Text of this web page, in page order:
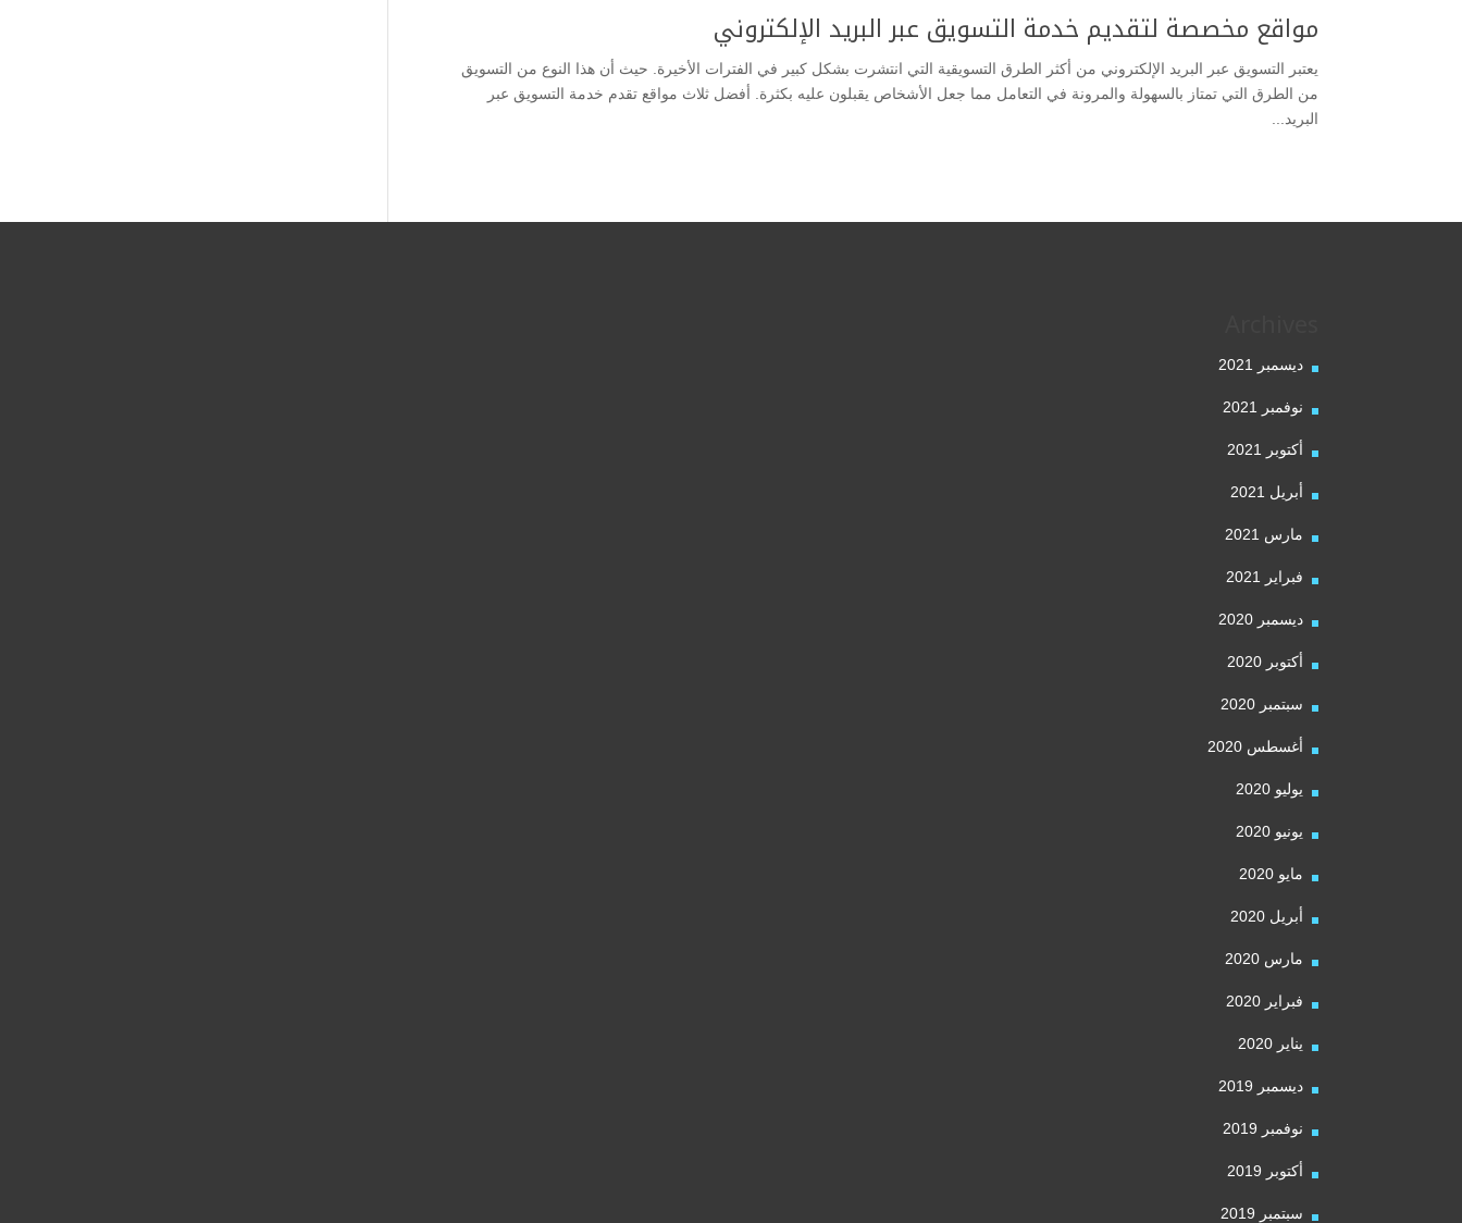
مواقع مخصصة لتقديم خدمة التسويق عبر البريد الإلكتروني
يعتبر التسويق عبر البريد الإلكتروني من أكثر الطرق التسويقية التي انتشرت بشكل كبير في الفترات الأخيرة. حيث أن هذا النوع من التسويق
من الطرق التي تمتاز بالسهولة والمرونة في التعامل مما جعل الأشخاص يقبلون عليه بكثرة. أفضل ثلاث مواقع تقدم خدمة التسويق عبر
البريد...
ديسمبر 2021
نوفمبر 2021
أكتوبر 2021
أبريل 2021
مارس 2021
فبراير 2021
ديسمبر 2020
أكتوبر 2020
سبتمبر 2020
أغسطس 2020
يوليو 2020
يونيو 2020
مايو 2020
أبريل 2020
مارس 2020
فبراير 2020
يناير 2020
ديسمبر 2019
نوفمبر 2019
أكتوبر 2019
سبتمبر 2019